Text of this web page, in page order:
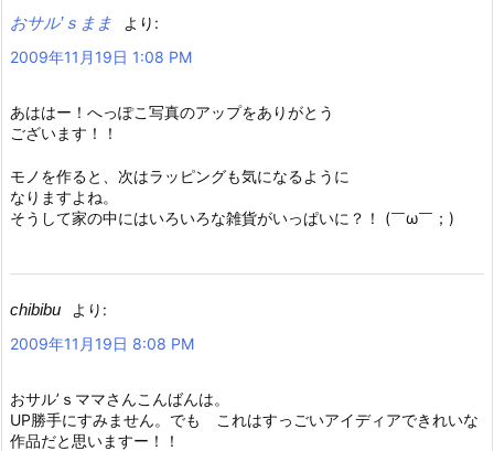
おサル’ｓまま
より:
2009年11月19日 1:08 PM
あははー！へっぽこ写真のアップをありがとう
ございます！！
モノを作ると、次はラッピングも気になるように
なりますよね。
そうして家の中にはいろいろな雑貨がいっぱいに？！ (￣ω￣；)
chibibu
より:
2009年11月19日 8:08 PM
おサル’ｓママさんこんばんは。
UP勝手にすみません。でも これはすっごいアイディアできれいな
作品だと思いますー！！